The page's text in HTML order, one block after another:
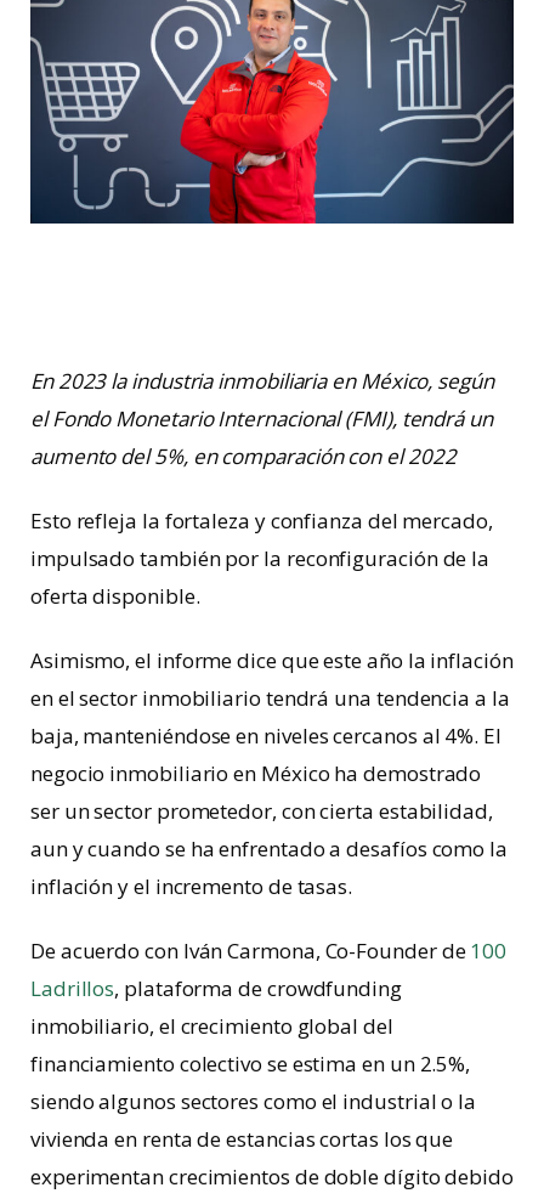
En 2023 la industria inmobiliaria en México, según
el Fondo Monetario Internacional (FMI), tendrá un
aumento del 5%, en comparación con el 2022
Esto refleja la fortaleza y confianza del mercado,
impulsado también por la reconfiguración de la
oferta disponible.
Asimismo, el informe dice que este año la inflación
en el sector inmobiliario tendrá una tendencia a la
baja, manteniéndose en niveles cercanos al 4%. El
negocio inmobiliario en México ha demostrado
ser un sector prometedor, con cierta estabilidad,
aun y cuando se ha enfrentado a desafíos como la
inflación y el incremento de tasas.
De acuerdo con Iván Carmona, Co-Founder de100
Ladrillos, plataforma de crowdfunding
inmobiliario, el crecimiento global del
financiamiento colectivo se estima en un 2.5%,
siendo algunos sectores como el industrial o la
vivienda en renta de estancias cortas los que
experimentan crecimientos de doble dígito debido